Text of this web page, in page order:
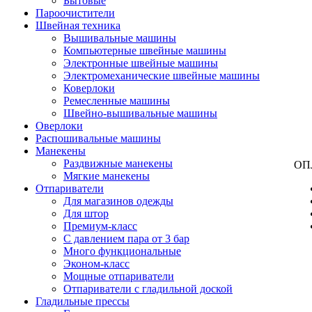
Пароочистители
Швейная техника
Вышивальные машины
Компьютерные швейные машины
Электронные швейные машины
Электромеханические швейные машины
Коверлоки
Ремесленные машины
Швейно-вышивальные машины
Оверлоки
Распошивальные машины
Манекены
Раздвижные манекены
Мягкие манекены
Отпариватели
Для магазинов одежды
Для штор
Премиум-класс
С давлением пара от 3 бар
Много функциональные
Эконом-класс
Мощные отпариватели
Отпариватели с гладильной доской
Гладильные прессы